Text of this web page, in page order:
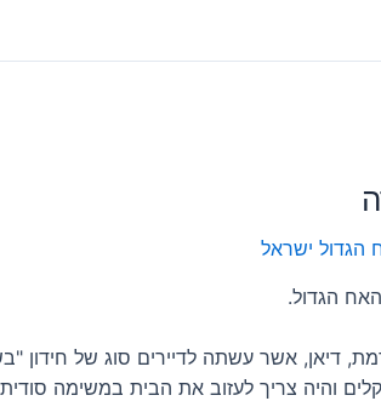
הגדול ישראל
הגדול.
דיאן, אשר עשתה לדיירים סוג של חידון
והיה צריך לעזוב את הבית במשימה